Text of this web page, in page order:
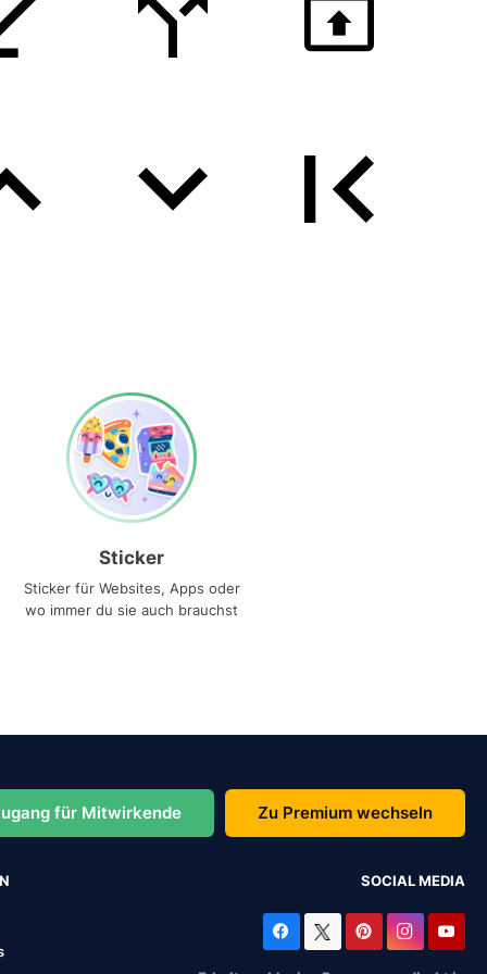
Sticker
Sticker für Websites, Apps oder
wo immer du sie auch brauchst
für Mitwirkende Zu Premium wechseln
SOCIAL MEDIA